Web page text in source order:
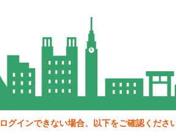
ログインできない場合、以下をご確認くださ